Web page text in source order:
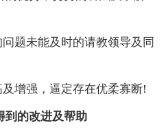
题未能及时的请教领导及同
增强，逼定存在优柔寡断!
到的改进及帮助